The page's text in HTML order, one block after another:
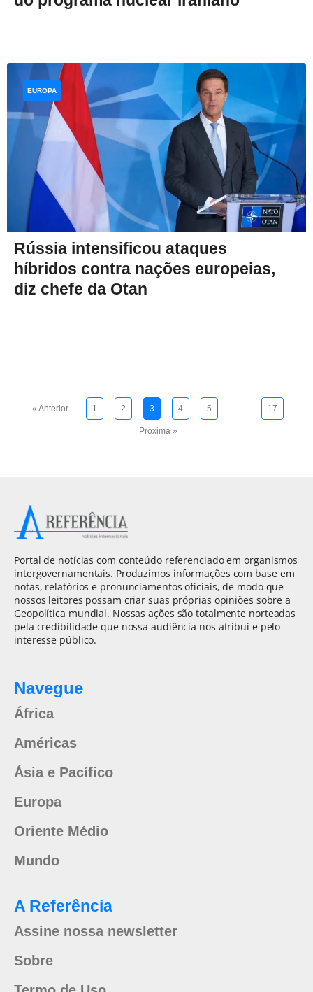
Rússia intensificou ataques
híbridos contra nações europeias,
diz chefe da Otan
EUROPA
« Anterior 1 2 3 4 5 17
Próxima »
Portal de notícias com conteúdo referenciado em organismos
intergovernamentais. Produzimos informações com base em
notas, relatórios e pronunciamentos oficiais, de modo que
nossos leitores possam criar suas próprias opiniões sobre a
Geopolítica mundial. Nossas ações são totalmente norteadas
pela credibilidade que nossa audiência nos atribui e pelo
interesse público.
Navegue
África
Américas
Ásia e Pacífico
Europa
Oriente Médio
Mundo
A Referência
Assine nossa newsletter
Sobre